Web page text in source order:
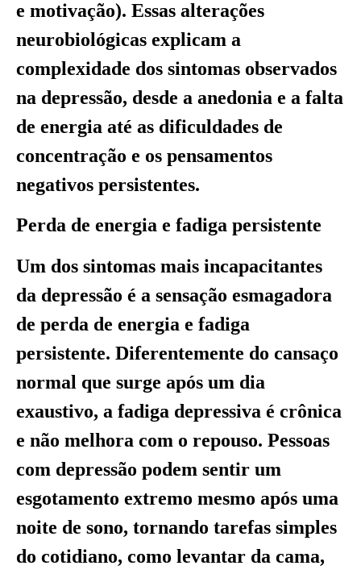
e motivação). Essas alterações
neurobiológicas explicam a
complexidade dos sintomas observados
na depressão, desde a anedonia e a falta
de energia até as dificuldades de
concentração e os pensamentos
negativos persistentes.
Perda de energia e fadiga persistente
Um dos sintomas mais incapacitantes
da depressão é a sensação esmagadora
de perda de energia e fadiga
persistente. Diferentemente do cansaço
normal que surge após um dia
exaustivo, a fadiga depressiva é crônica
e não melhora com o repouso. Pessoas
com depressão podem sentir um
esgotamento extremo mesmo após uma
noite de sono, tornando tarefas simples
do cotidiano, como levantar da cama,